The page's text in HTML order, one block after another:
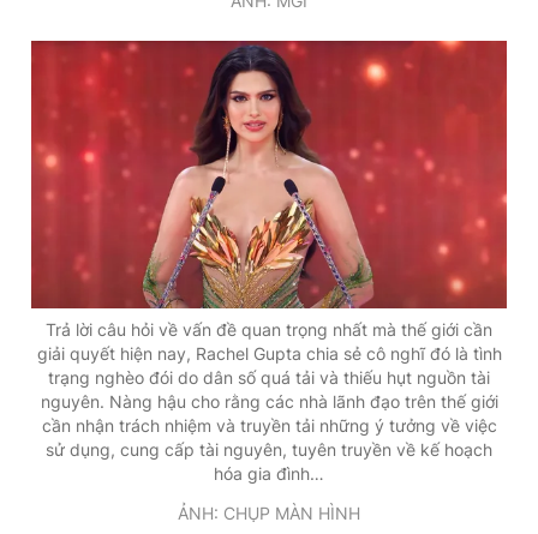
Trả lời câu hỏi về vấn đề quan trọng nhất mà thế giới cần
giải quyết hiện nay, Rachel Gupta chia sẻ cô nghĩ đó là tình
trạng nghèo đói do dân số quá tải và thiếu hụt nguồn tài
nguyên. Nàng hậu cho rằng các nhà lãnh đạo trên thế giới
cần nhận trách nhiệm và truyền tải những ý tưởng về việc
sử dụng, cung cấp tài nguyên, tuyên truyền về kế hoạch
hóa gia đình…
ẢNH: CHỤP MÀN HÌNH